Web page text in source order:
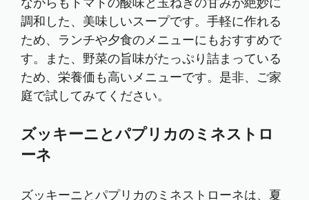
調和した、美味しいスープです。手軽に作れる
ため、ランチや夕食のメニューにもおすすめで
す。また、野菜の旨味がたっぷり詰まっている
ため、栄養価も高いメニューです。是非、ご家
庭で試してみてください。
ズッキーニとパプリカのミネストロ
ーネ
ズッキーニとパプリカのミネストローネは、夏